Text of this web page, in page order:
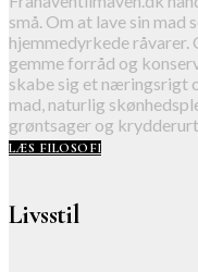
små. Om at lave sin mad
hjemmedyrkede råvarer.
gemme forråd og
skabe sig et næringsrigt
mad, naturlig
grøntsager og
LÆS FILOSOFI
Livsstil